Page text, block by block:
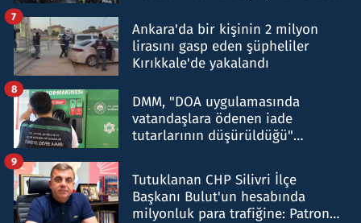
Ankara'da bir kişinin 2 milyon
lirasını gasp eden şüpheliler
Kırıkkale'de yakalandı
7
DMM, "DOA uygulamasında
vatandaşlara ödenen iade
tutarlarının düşürüldüğü"
8
Tutuklanan CHP Silivri İlçe
Başkanı Bulut'un hesabında
milyonluk para trafiğine: Patron
9